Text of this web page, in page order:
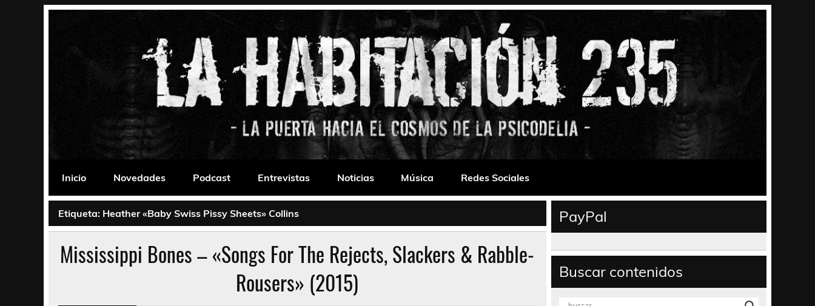
La Habitación 235
Inicio
Novedades Podcast Entrevistas Noticias Música Redes Sociales
Etiqueta: Heather «Baby Swiss Pissy Sheets» Collins
Mississippi Bones – «Songs For The Rejects, Slackers & Rabble​-​
Rousers» (2015)
PayPal
Buscar contenidos